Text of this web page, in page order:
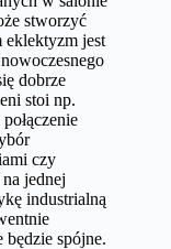
stworzyć
eklektyzm jest
dobrze
stoi np.
czy
jednej
industrialną
spójne.